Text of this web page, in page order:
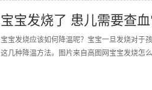
宝宝发烧了 患儿需要查
宝宝发烧应该如何降温呢？宝宝一旦发烧对于
这几种降温方法。图片来自高图网宝宝发烧怎